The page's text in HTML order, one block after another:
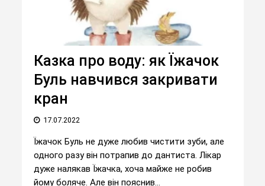
Казка про воду: як Їжачок
Буль навчився закривати
кран
17.07.2022
Їжачок Буль не дуже любив чистити зуби, але
одного разу він потрапив до дантиста. Лікар
дуже налякав Їжачка, хоча майже не робив
йому боляче. Але він пояснив...